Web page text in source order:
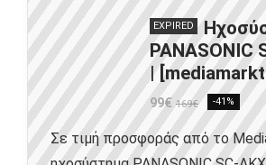
EXPIRED
PANASONIC
|
99€ 169€ -41%
Σε τιμή προσφοράς από το